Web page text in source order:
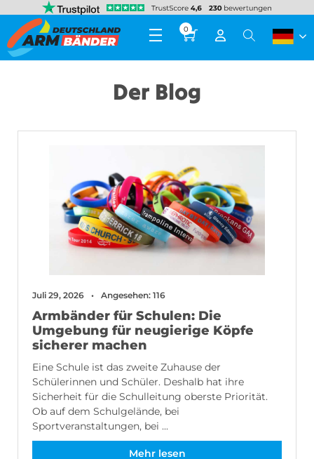
0
Der Blog
Juli 29, 2026 Angesehen: 116
Armbänder für Schulen: Die
Umgebung für neugierige Köpfe
sicherer machen
Eine Schule ist das zweite Zuhause der
Schülerinnen und Schüler. Deshalb hat ihre
Sicherheit für die Schulleitung oberste Priorität.
Ob auf dem Schulgelände, bei
Sportveranstaltungen, bei ...
Mehr lesen